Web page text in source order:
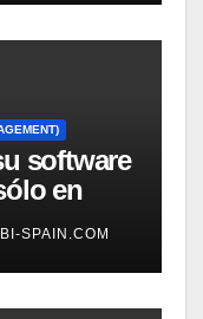
software
en
SPAIN.COM